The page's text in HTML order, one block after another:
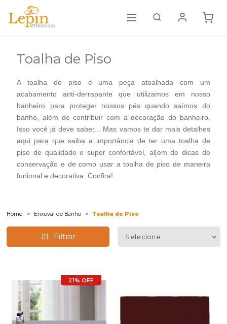
Toalha de Piso
A toalha de piso é uma peça atoalhada com um
acabamento anti-derrapante que utilizamos em nosso
banheiro para proteger nossos pés quando saímos do
banho, além de contribuir com a decoração do banheiro.
Isso você já deve saber... Mas vamos te dar mais detalhes
aqui para que saiba a importância de ter uma toalha de
piso de qualidade e super confortável, al[em de dicas de
conservação e de como usar a toalha de piso de maneira
funional e decorativa. Confira!
Home Enxoval de Banho Toalha de Piso
Filtrar
21% OFF